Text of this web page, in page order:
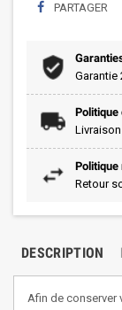
PARTAGER
Garantie
Politique
Politique
Retour
DESCRIPTION
Afin de conserver